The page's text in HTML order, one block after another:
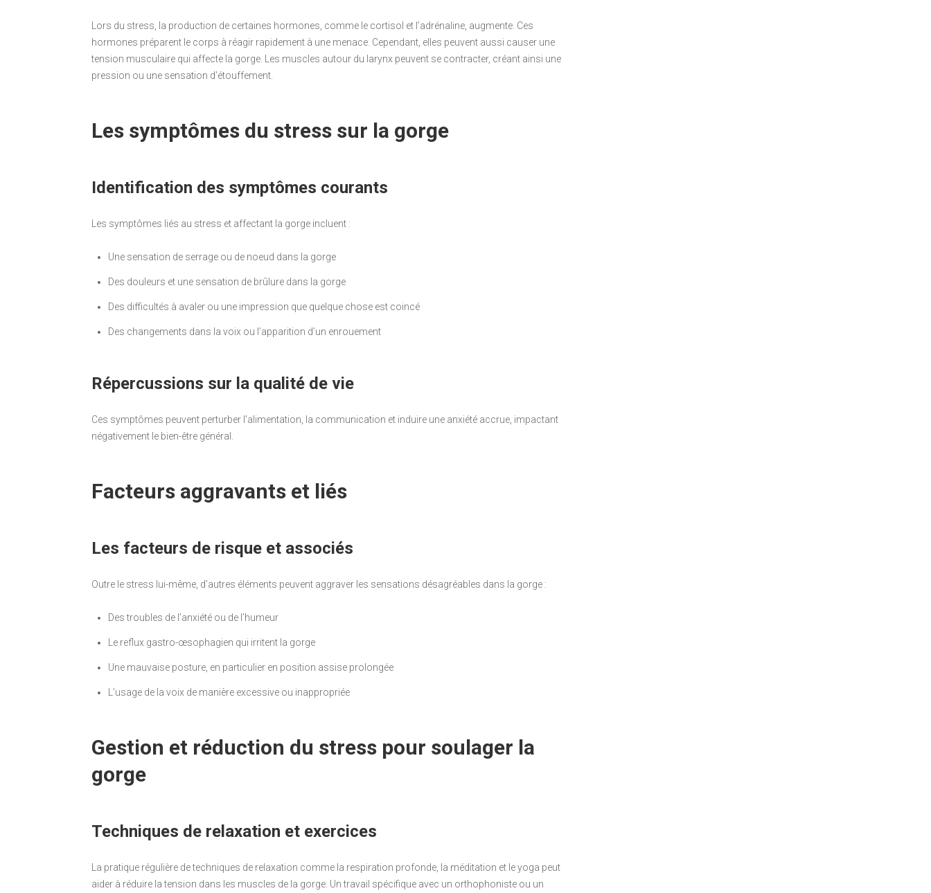
Lors du stress, la production de certaines hormones, comme le cortisol et l’adrénaline, augmente. Ces
hormones préparent le corps à réagir rapidement à une menace. Cependant, elles peuvent aussi causer une
tension musculaire qui affecte la gorge. Les muscles autour du larynx peuvent se contracter, créant ainsi une
pression ou une sensation d’étouffement.
Les symptômes du stress sur la gorge
Identification des symptômes courants
Les symptômes liés au stress et affectant la gorge incluent :
Une sensation de serrage ou de noeud dans la gorge
Des douleurs et une sensation de brûlure dans la gorge
Des difficultés à avaler ou une impression que quelque chose est coincé
Des changements dans la voix ou l’apparition d’un enrouement
Répercussions sur la qualité de vie
Ces symptômes peuvent perturber l’alimentation, la communication et induire une anxiété accrue, impactant
négativement le bien-être général.
Facteurs aggravants et liés
Les facteurs de risque et associés
Outre le stress lui-même, d’autres éléments peuvent aggraver les sensations désagréables dans la gorge :
Des troubles de l’anxiété ou de l’humeur
Le reflux gastro-œsophagien qui irritent la gorge
Une mauvaise posture, en particulier en position assise prolongée
L’usage de la voix de manière excessive ou inappropriée
Gestion et réduction du stress pour soulager la
gorge
Techniques de relaxation et exercices
La pratique régulière de techniques de relaxation comme la respiration profonde, la méditation et le yoga peut
aider à réduire la tension dans les muscles de la gorge. Un travail spécifique avec un orthophoniste ou un